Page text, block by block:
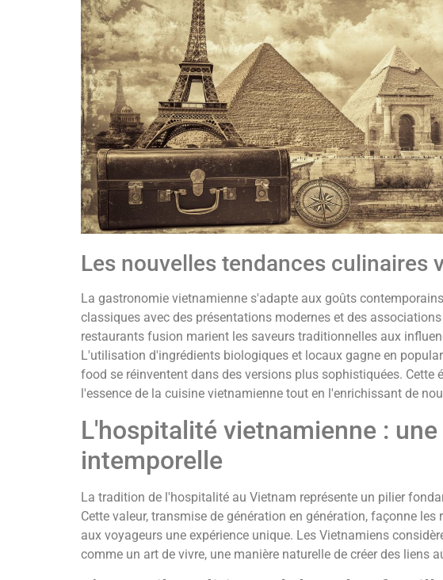
Les nouvelles tendances culinaires
La gastronomie vietnamienne s'adapte aux goûts
classiques avec des présentations modernes et des
restaurants fusion marient les saveurs traditionnelles aux
L'utilisation d'ingrédients biologiques et locaux gagne en
food se réinventent dans des versions plus sophistiquées. Cette
l'essence de la cuisine vietnamienne tout en l'enrichissant de
L'hospitalité vietnamienne :
intemporelle
La tradition de l'hospitalité au Vietnam représente un pilier
Cette valeur, transmise de génération en génération, façonne
aux voyageurs une expérience unique. Les Vietnamiens
comme un art de vivre, une manière naturelle de créer des liens